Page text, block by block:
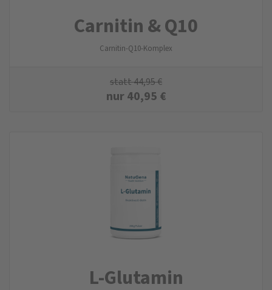
Carnitin & Q10
Carnitin-Q10-Komplex
statt44,95€
nur40,95 €
L-Glutamin